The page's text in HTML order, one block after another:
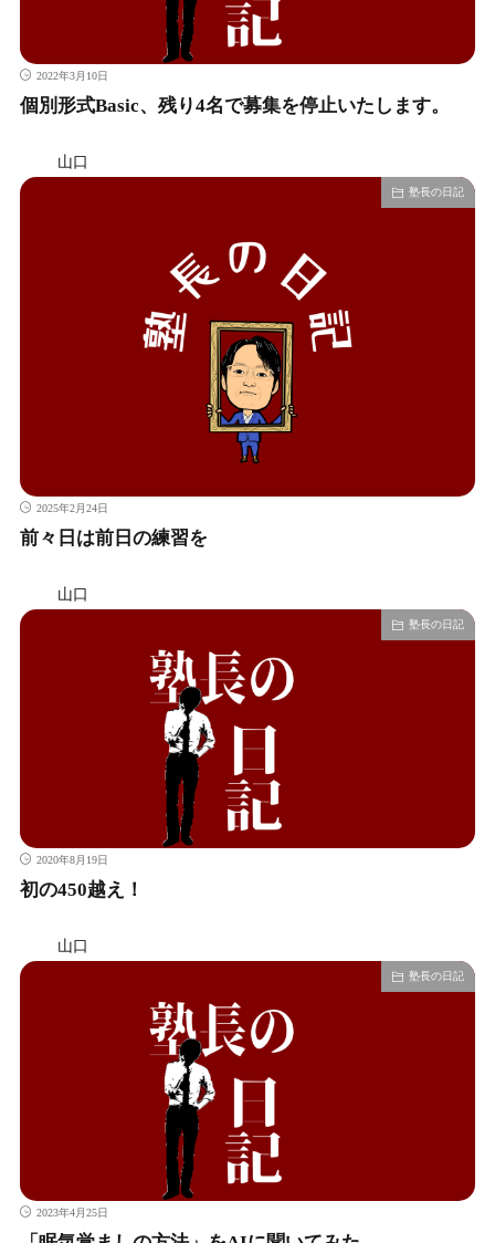
2022年3月10日
個別形式Basic、残り4名で募集を停止いたします。
山口
塾長の日記
2025年2月24日
前々日は前日の練習を
山口
塾長の日記
2020年8月19日
初の450越え！
山口
塾長の日記
2023年4月25日